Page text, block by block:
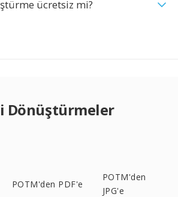
ücretsiz mi?
Dönüştürmeler
POTM'den PDF'e
POTM'den
JPG'e